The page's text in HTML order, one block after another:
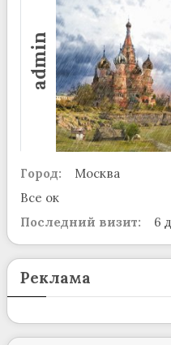
admin
Город:
Москва
Все ок
Последний визит:
6
Реклама